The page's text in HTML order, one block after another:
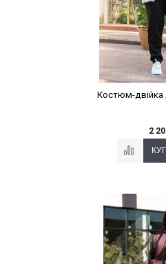
Костюм-двійка
2